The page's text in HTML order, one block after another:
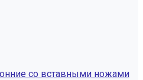
со вставными ножами